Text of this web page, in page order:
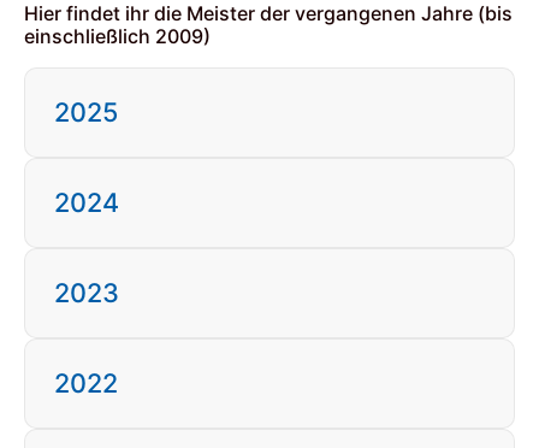
Hier findet ihr die Meister der vergangenen Jahre (bis
einschließlich 2009)
2025
2024
2023
2022